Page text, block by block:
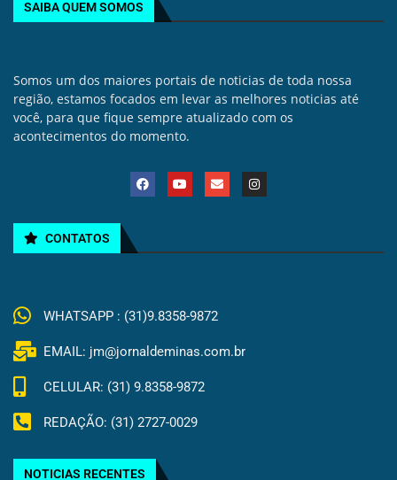
SAIBA QUEM SOMOS
Somos um dos maiores portais de noticias de toda nossa
região, estamos focados em levar as melhores noticias até
você, para que fique sempre atualizado com os
acontecimentos do momento.
CONTATOS
WHATSAPP : (31)9.8358-9872
EMAIL: jm@jornaldeminas.com.br
CELULAR: (31) 9.8358-9872
REDAÇÃO: (31) 2727-0029
NOTICIAS RECENTES